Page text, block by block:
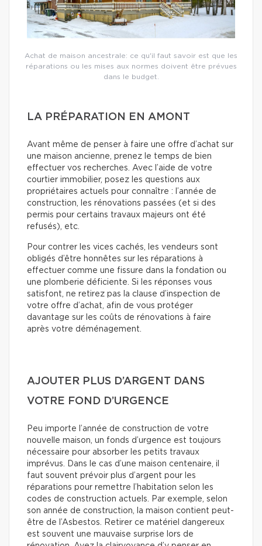
Achat de maison ancestrale: ce qu'il faut savoir est que les
réparations ou les mises aux normes doivent être prévues
dans le budget.
LA PRÉPARATION EN AMONT
Avant même de penser à faire une offre d’achat sur
une maison ancienne, prenez le temps de bien
effectuer vos recherches. Avec l’aide de votre
courtier immobilier, posez les questions aux
propriétaires actuels pour connaître : l’année de
construction, les rénovations passées (et si des
permis pour certains travaux majeurs ont été
refusés), etc.
Pour contrer les vices cachés, les vendeurs sont
obligés d’être honnêtes sur les réparations à
effectuer comme une fissure dans la fondation ou
une plomberie déficiente. Si les réponses vous
satisfont, ne retirez pas la clause d’inspection de
votre offre d’achat, afin de vous protéger
davantage sur les coûts de rénovations à faire
après votre déménagement.
AJOUTER PLUS D’ARGENT DANS
VOTRE FOND D’URGENCE
Peu importe l’année de construction de votre
nouvelle maison, un fonds d’urgence est toujours
nécessaire pour absorber les petits travaux
imprévus. Dans le cas d’une maison centenaire, il
faut souvent prévoir plus d’argent pour les
réparations pour remettre l’habitation selon les
codes de construction actuels. Par exemple, selon
son année de construction, la maison contient peut-
être de l’Asbestos. Retirer ce matériel dangereux
est souvent une mauvaise surprise lors de